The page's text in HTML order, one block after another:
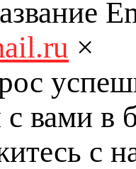
×
вами в
с